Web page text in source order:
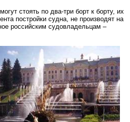
стоять по два-три борт к борту, их
постройки судна, не производят на
российским судовладельцам –